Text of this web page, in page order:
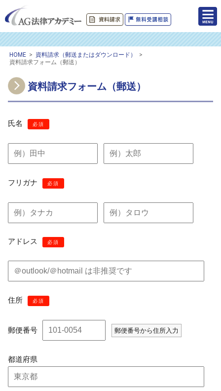
HOME > 資料請求（郵送またはダウンロード）
>
資料請求フォーム（郵送）
資料請求フォーム（郵送）
氏名 必須
フリガナ 必須
アドレス 必須
住所 必須
郵便番号 郵便番号から住所入力
都道府県